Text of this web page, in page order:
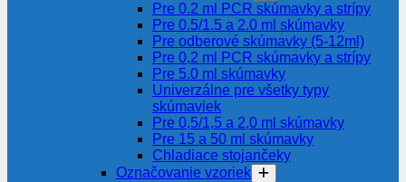
Pre 0.2 ml PCR skúmavky a strípy
Pre 0.5/1.5 a 2.0 ml skúmavky
Pre odberové skúmavky (5-12ml)
Pre 0,2 ml PCR skúmavky a strípy
Pre 5.0 ml skúmavky
Univerzálne pre všetky typy
skúmaviek
Pre 0,5/1,5 a 2,0 ml skúmavky
Pre 15 a 50 ml skúmavky
Chladiace stojančeky
Označovanie vzoriek